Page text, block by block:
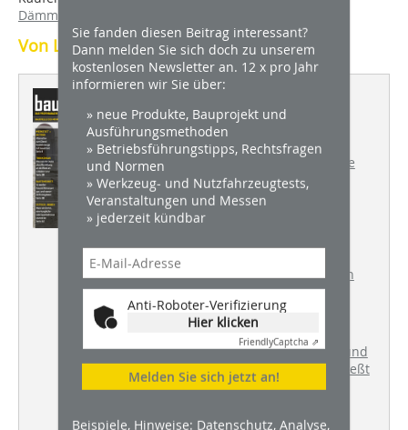
Dämmsysteme, Putz und Mörtel e.V
Von Ludger Egen-Gödde
BHW 06/2018
WERKSTATT + BETRIEB
Alternative
zum Diesel - Nutzfahrzeuge mit
Gasantrieb
BAUSTELLE DES MONATS
Ehemaliges Lungensanatorium in
Eupen erweitert
TROCKENBAU Wie man Decken und
Wände ohne Rissbildung anschließt
Sie fanden diesen Beitrag interessant?
Dann melden Sie sich doch zu unserem
kostenlosen Newsletter an. 12 x pro Jahr
informieren wir Sie über:
» neue Produkte, Bauprojekt und
Ausführungsmethoden
» Betriebsführungstipps, Rechtsfragen
und Normen
» Werkzeug- und Nutzfahrzeugtests,
Veranstaltungen und Messen
» jederzeit kündbar
Anti-Roboter-Verifizierung
Hier klicken
FriendlyCaptcha ⇗
Melden Sie sich jetzt an!
Beispiele, Hinweise: Datenschutz, Analyse,